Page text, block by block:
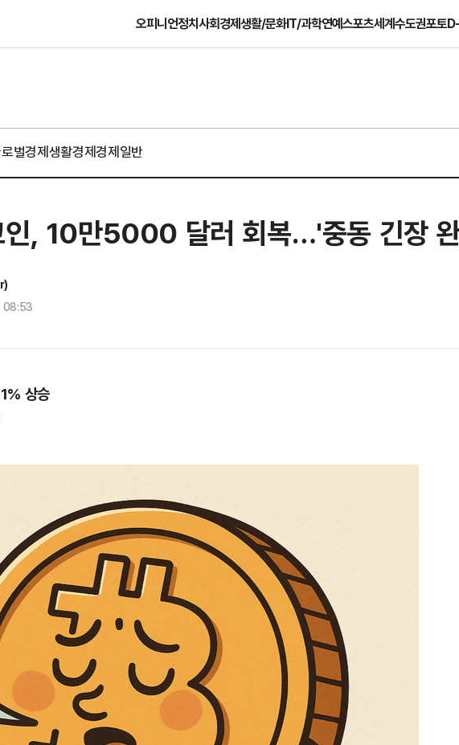
오피니언정치사회경제생활/문화IT/과학연예스포츠세계수도권포토
벌경제생활경제경제일반
인, 10만5000 달러 회복…'중동 긴장
08:53
상승